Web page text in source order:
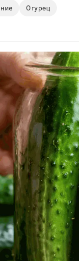
Огурец